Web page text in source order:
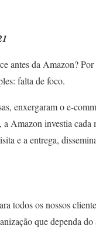
antes da Amazon?Por
falta de foco.
enxergaram o e-
Amazon investia
e a entrega,
todos os nossos
que dependa